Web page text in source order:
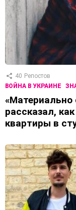
40 Репостов
ВОЙНА В УКРАИНЕ
рассказал,
квартиры в